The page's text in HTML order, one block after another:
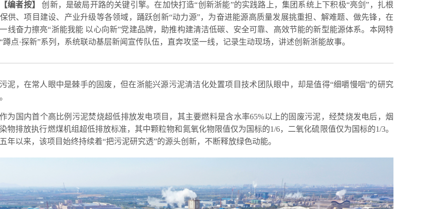
【编者按】
创新，是破局开路的关键引擎。在加快打造“创新浙能”的实践路上，集团系统上下积极“亮剑”，扎根
供、项目建设、产业升级等各领域，踊跃创新“动力源”，为奋进能源高质量发展挑重担、解难题、做先锋，在
线奋力擦亮“浙能我能 以心向新”党建品牌，助推构建清洁低碳、安全可靠、高效节能的新型能源体系。本网特
蹲点·探新”系列，系统联动基层新闻宣传队伍，直奔攻坚一线，记录生动现场，讲述创新浙能故事。
污泥，在常人眼中是棘手的固废，但在浙能兴源污泥清洁化处置项目技术团队眼中，却是值得“细嚼慢咽”的研究
作为国内首个高比例污泥焚烧超低排放发电项目，其主要燃料是含水率65%以上的固废污泥，经焚烧发电后，烟
物排放执行燃煤机组超低排放标准，其中颗粒物和氮氧化物限值仅为国标的1/6，二氧化硫限值仅为国标的1/3。
年以来，该项目始终持续着“把污泥研究透”的源头创新，不断释放绿色动能。